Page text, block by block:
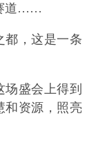
道……
都，这是一条
盛会上得到
和资源，照亮